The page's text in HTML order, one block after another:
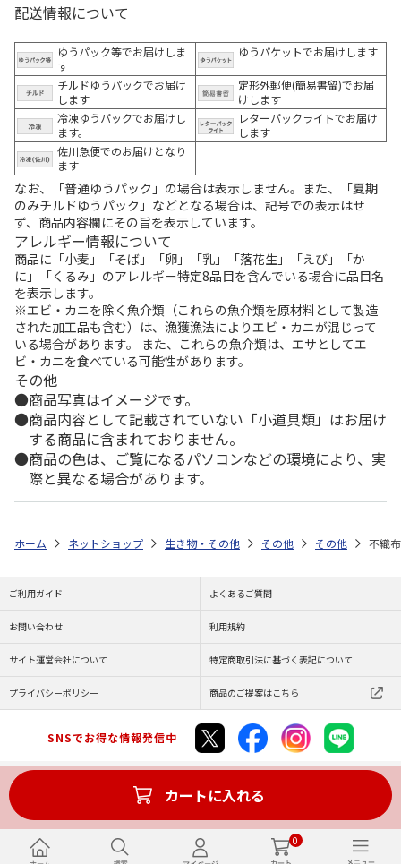
0
配送情報について
ゆうパック等でお届けしま
す
ゆうパケットでお届けします
チルドゆうパックでお届け
します
定形外郵便(簡易書留)でお届
けします
冷凍ゆうパックでお届けし
ます。
レターパックライトでお届け
します
佐川急便でのお届けとなり
ます
なお、「普通ゆうパック」の場合は表示しません。また、「夏期
のみチルドゆうパック」などとなる場合は、記号での表示はせ
ず、商品内容欄にその旨を表示しています。
アレルギー情報について
商品に「小麦」「そば」「卵」「乳」「落花生」「えび」「か
に」「くるみ」のアレルギー特定8品目を含んでいる場合に品目名
を表示します。
※エビ・カニを除く魚介類（これらの魚介類を原材料として製造
された加工品も含む）は、漁獲漁法によりエビ・カニが混じって
いる場合があります。 また、これらの魚介類は、エサとしてエ
ビ・カニを食べている可能性があります。
その他
商品写真はイメージです。
商品内容として記載されていない「小道具類」はお届け
する商品に含まれておりません。
商品の色は、ご覧になるパソコンなどの環境により、実
際と異なる場合があります。
カートに入れる
ホーム ネットショップ 生き物・その他 その他 その他 不織
ご利用ガイド よくあるご質問
お問い合わせ 利用規約
サイト運営会社について 特定商取引法に基づく表記について
プライバシーポリシー 商品のご提案はこちら
SNSでお得な情報発信中